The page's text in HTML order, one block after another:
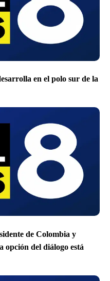
en el polo sur de la
de Colombia y
del diálogo está